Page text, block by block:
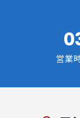
営業